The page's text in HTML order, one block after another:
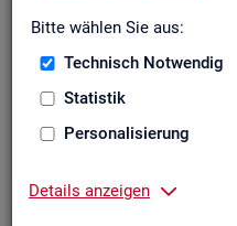
Bitte wählen Sie aus:
Technisch Notwendig
Statistik
Personalisierung
Details anzeigen